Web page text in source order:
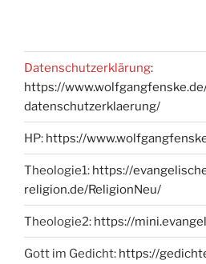
Datenschutzerklärung:
https://
datenschutzerklaerung/
HP: https://
Theologie1: https://
religion.de/ReligionNeu/
Theologie2: https://
Gott im Gedicht: https://